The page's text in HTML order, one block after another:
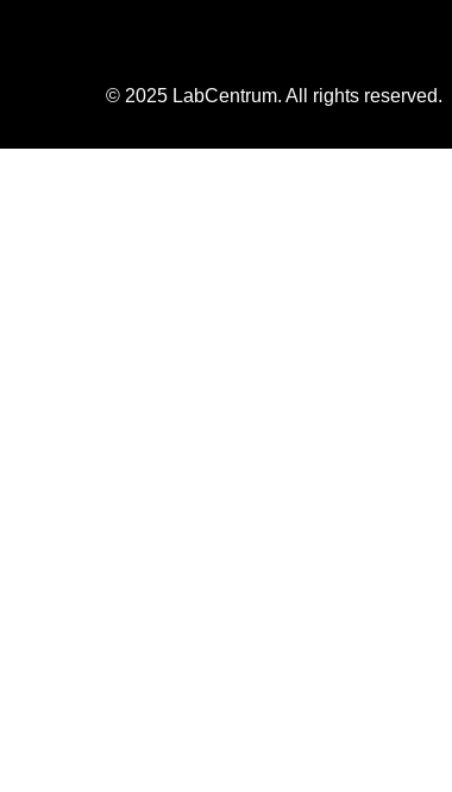
© 2025 LabCentrum. All rights reserved.